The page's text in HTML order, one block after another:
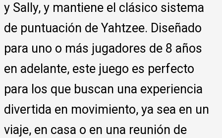
y Sally, y mantiene el clásico sistema
de puntuación de Yahtzee. Diseñado
para uno o más jugadores de 8 años
en adelante, este juego es perfecto
para los que buscan una experiencia
divertida en movimiento, ya sea en un
viaje, en casa o en una reunión de